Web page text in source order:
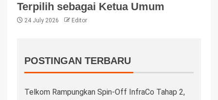
Terpilih sebagai Ketua Umum
24 July 2026 Editor
POSTINGAN TERBARU
Telkom Rampungkan Spin-Off InfraCo Tahap 2,